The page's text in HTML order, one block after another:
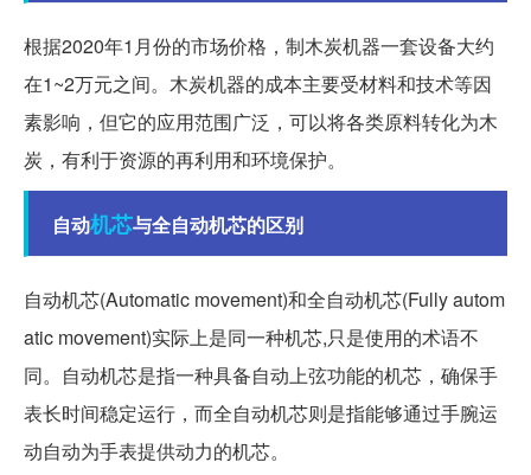
根据2020年1月份的市场价格，制木炭机器一套设备大约
在1~2万元之间。木炭机器的成本主要受材料和技术等因
素影响，但它的应用范围广泛，可以将各类原料转化为木
炭，有利于资源的再利用和环境保护。
自动机芯与全自动机芯的区别
自动机芯(Automatic movement)和全自动机芯(Fully autom
atic movement)实际上是同一种机芯,只是使用的术语不
同。自动机芯是指一种具备自动上弦功能的机芯，确保手
表长时间稳定运行，而全自动机芯则是指能够通过手腕运
动自动为手表提供动力的机芯。